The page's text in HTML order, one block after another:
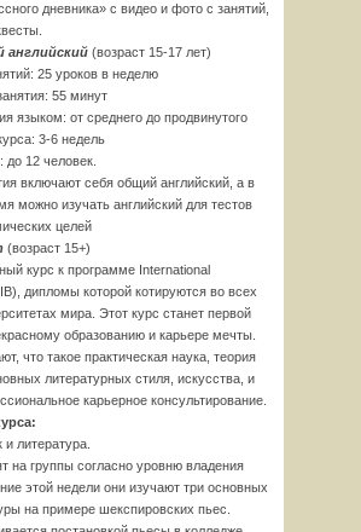
дневника» с видео и фото с занятий,
английский (возраст 15-17 лет)
25 уроков в неделю
55 минут
языком: от cреднего до продвинутого
3-6 недель
до 12 человек.
включают себя общий английский, а в
можно изучать английский для тестов
целей
(возраст 15+)
курс к программе International
дипломы которой котируются во всех
мира. Этот курс станет первой
образованию и карьере мечты.
что такое практическая наука, теория
литературных стиля, искусства, и
карьерное консультирование.
литература.
на группы согласно уровню владения
этой недели они изучают три основных
на примере шекспировских пьес.